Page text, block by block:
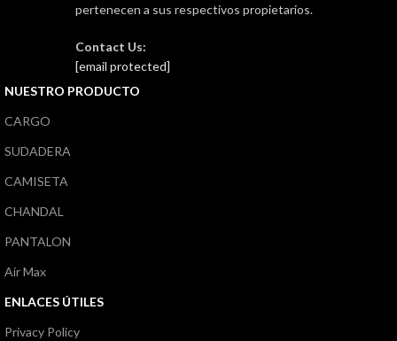
pertenecen a sus respectivos propietarios.
Contact Us:
[email protected]
NUESTRO PRODUCTO
CARGO
SUDADERA
CAMISETA
CHANDAL
PANTALON
Air Max
ENLACES ÚTILES
Privacy Policy